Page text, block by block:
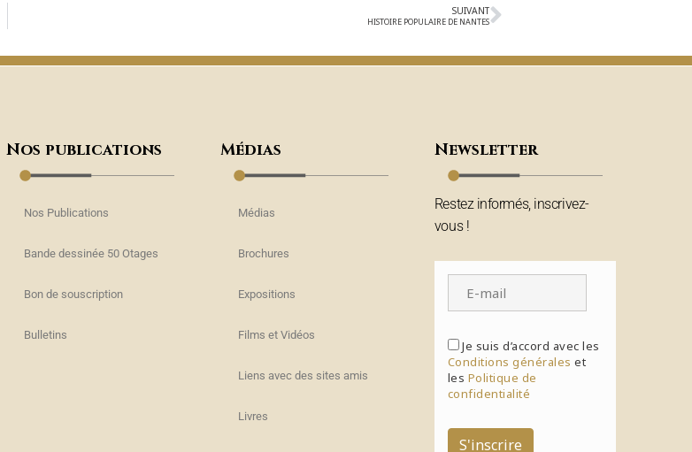
SUIVANT
HISTOIRE POPULAIRE DE NANTES
Nos publications
Nos Publications
Bande dessinée 50 Otages
Bon de souscription
Bulletins
Médias
Médias
Brochures
Expositions
Films et Vidéos
Liens avec des sites amis
Livres
Newsletter
Restez informés, inscrivez-
vous !
Je suis d’accord avec les
Conditions générales et
les Politique de
confidentialité
S'inscrire